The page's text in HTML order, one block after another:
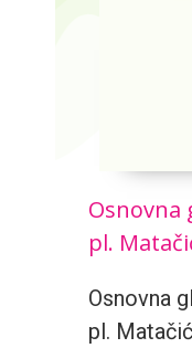
Osnovna
pl.
Osnovna
pl.